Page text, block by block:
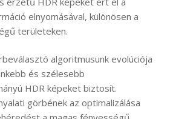
elnyomásával, különösen a
területeken.
algoritmusunk evolúciója
és szélesebb
HDR képeket biztosít.
görbének az optimalizálása